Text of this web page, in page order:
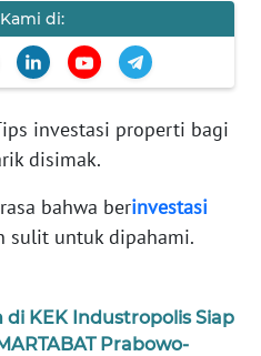
di:
investasi properti bagi
disimak.
bahwa berinvestasi
sulit untuk dipahami.
di KEK Industropolis Siap
Prabowo-